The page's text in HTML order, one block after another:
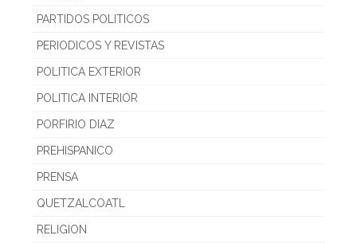
PARTIDOS POLITICOS
PERIODICOS Y REVISTAS
POLITICA EXTERIOR
POLITICA INTERIOR
PORFIRIO DIAZ
PREHISPANICO
PRENSA
QUETZALCOATL
RELIGION